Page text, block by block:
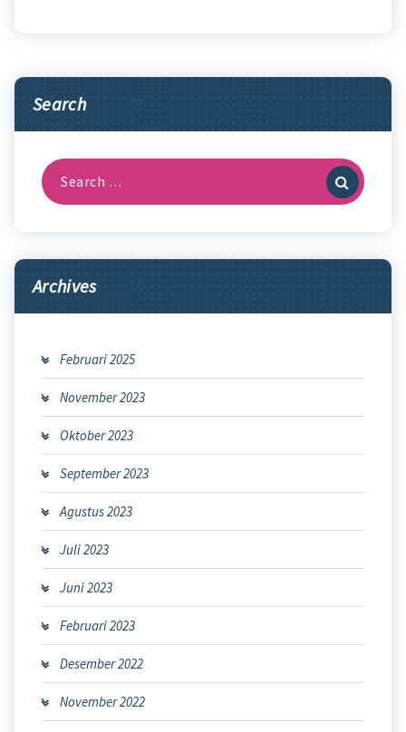
Search
Search
for:
Archives
Februari 2025
November 2023
Oktober 2023
September 2023
Agustus 2023
Juli 2023
Juni 2023
Februari 2023
Desember 2022
November 2022